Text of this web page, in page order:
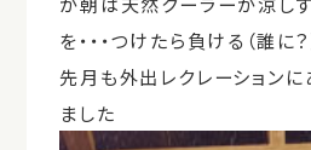
を・・・つけたら負ける（誰に
先月も外出レクレーション
ました